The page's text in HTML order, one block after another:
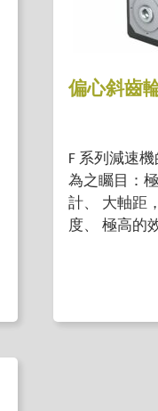
偏心斜齒
F 系列減速
為之矚目：
計、 大軸距
度、 極高的